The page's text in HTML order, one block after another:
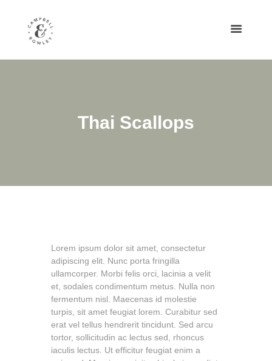
Thai Scallops
Lorem ipsum dolor sit amet, consectetur
adipiscing elit. Nunc porta fringilla
ullamcorper. Morbi felis orci, lacinia a velit
et, sodales condimentum metus. Nulla non
fermentum nisl. Maecenas id molestie
turpis, sit amet feugiat lorem. Curabitur sed
erat vel tellus hendrerit tincidunt. Sed arcu
tortor, sollicitudin ac lectus sed, rhoncus
iaculis lectus. Ut efficitur feugiat enim a